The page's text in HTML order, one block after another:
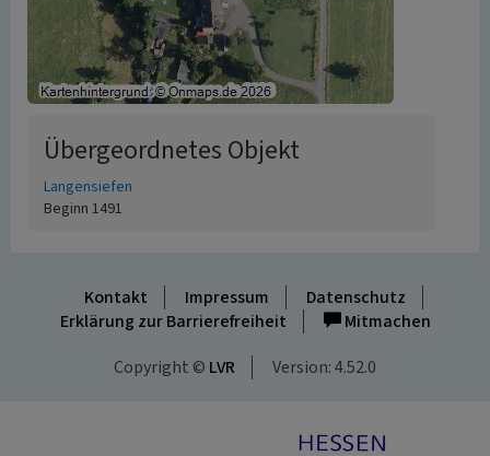
Übergeordnetes Objekt
Langensiefen
Beginn 1491
Kontakt Impressum
Datenschutz
Erklärung zur Barrierefreiheit
Mitmachen
Copyright © LVR Version: 4.52.0